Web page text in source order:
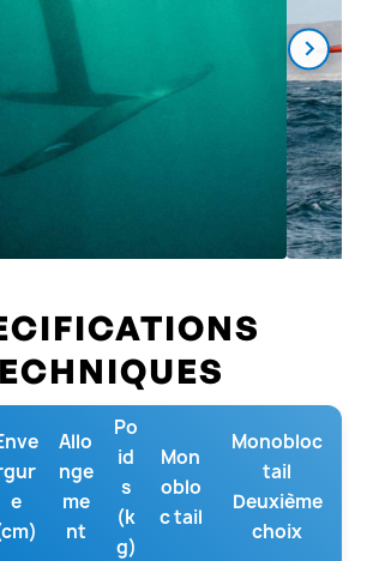
e
Allo
nge
me
nt
Po
id
s
(k
g)
Mon
oblo
c tail
Monobloc
tail
Deuxième
choix